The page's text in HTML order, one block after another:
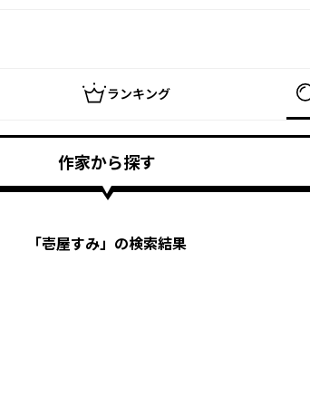
ランキング
作家から探す
「壱屋すみ」の検索結果